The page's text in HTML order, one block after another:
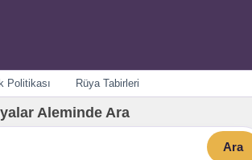
Politikası Rüya Tabirleri
Aleminde Ara
Ara